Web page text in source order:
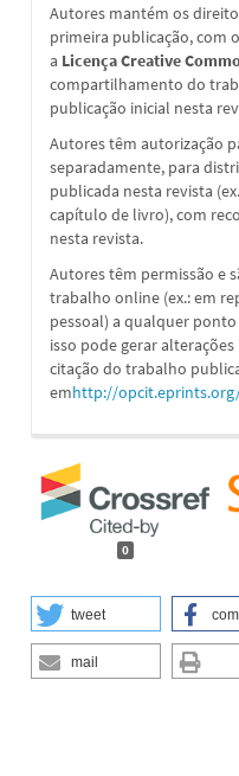
Autores mantém os
primeira publicação, com
a Licença Creative
compartilhamento do
publicação inicial nesta
Autores têm autorização
separadamente, para
publicada nesta revista
capítulo de livro), com
nesta revista.
Autores têm permissão e
trabalho online (ex.: em
pessoal) a qualquer
isso pode gerar
citação do trabalho
emhttp://
0
tweet
mail